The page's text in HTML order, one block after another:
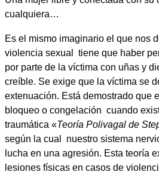
cualquiera…
Es el mismo imaginario el que nos
violencia sexual tiene que haber
por parte de la víctima con uñas y
creíble. Se exige que la víctima se
extenuación. Está demostrado que
bloqueo o congelación cuando
traumática «Teoría Polivagal de
según la cual nuestro sistema
lucha en una agresión. Esta teoría
lesiones físicas en casos de